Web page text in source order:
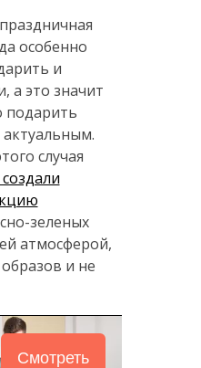
особенно
и
а это значит
подарить
актуальным.
случая
создали
зеленых
атмосферой,
и не
Смотреть